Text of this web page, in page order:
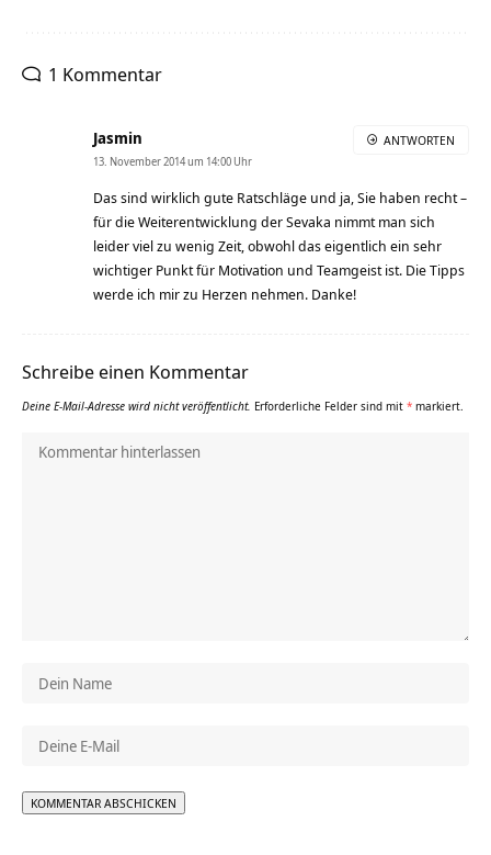
1 Kommentar
Jasmin
13. November 2014 um 14:00 Uhr
Das sind wirklich gute Ratschläge und ja, Sie haben recht –
für die Weiterentwicklung der Sevaka nimmt man sich
leider viel zu wenig Zeit, obwohl das eigentlich ein sehr
wichtiger Punkt für Motivation und Teamgeist ist. Die Tipps
werde ich mir zu Herzen nehmen. Danke!
ANTWORTEN
Schreibe einen Kommentar
Deine E-Mail-Adresse wird nicht veröffentlicht. Erforderliche Felder sind mit * markiert.